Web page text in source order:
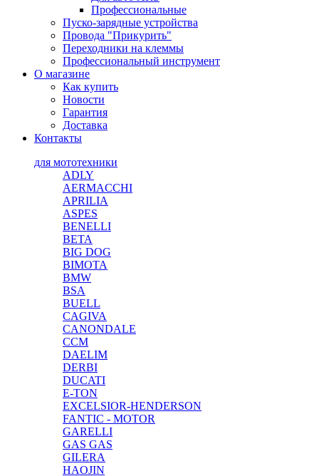
Профессиональные
Пуско-зарядные устройства
Провода "Прикурить"
Переходники на клеммы
Профессиональный инструмент
О магазине
Как купить
Новости
Гарантия
Доставка
Контакты
для мототехники
ADLY
AERMACCHI
APRILIA
ASPES
BENELLI
BETA
BIG DOG
BIMOTA
BMW
BSA
BUELL
CAGIVA
CANONDALE
CCM
DAELIM
DERBI
DUCATI
E-TON
EXCELSIOR-HENDERSON
FANTIC - MOTOR
GARELLI
GAS GAS
GILERA
HAOJIN